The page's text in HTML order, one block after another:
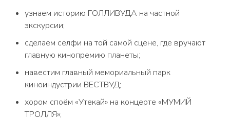
узнаем историю ГОЛЛИВУДА на частной
экскурсии;
сделаем селфи на той самой сцене, где вручают
главную кинопремию планеты;
навестим главный мемориальный парк
киноиндустрии ВЕСТВУД;
хором споём «Утекай» на концерте «МУМИЙ
ТРОЛЛЯ»;